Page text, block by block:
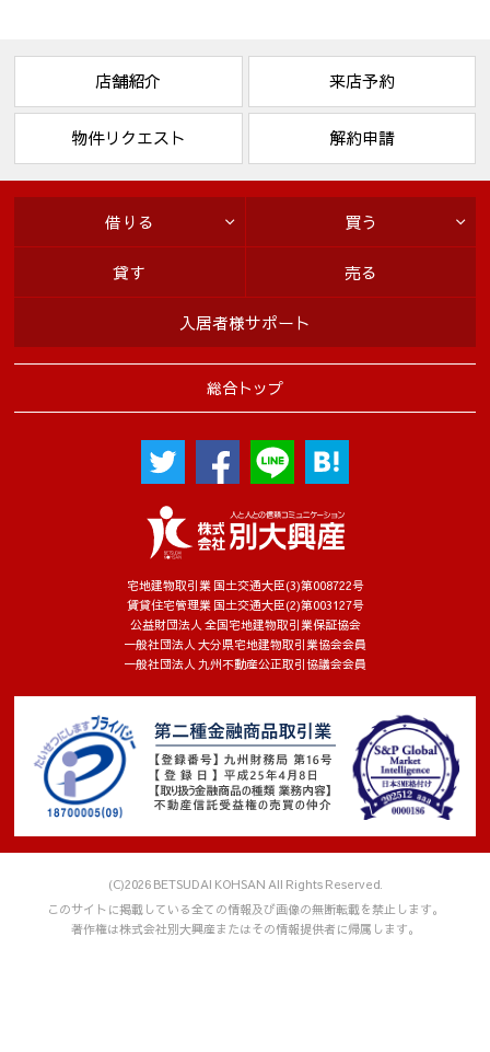
店舗紹介 来店予約
物件リクエスト 解約申請
宅地建物取引業 国土交通大臣(3)第008722号
賃貸住宅管理業 国土交通大臣(2)第003127号
公益財団法人 全国宅地建物取引業保証協会
一般社団法人 大分県宅地建物取引業協会会員
一般社団法人 九州不動産公正取引協議会会員
総合トップ
借りる 買う
貸す 売る
入居者様サポート
(C)2026 BETSUDAI KOHSAN All Rights Reserved.
このサイトに掲載している全ての情報及び画像の無断転載を禁止します。
著作権は株式会社別大興産またはその情報提供者に帰属します。